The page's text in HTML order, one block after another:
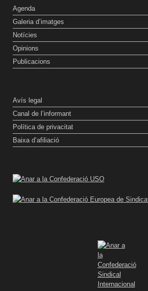
Agenda
Galeria d’imatges
Notícies
Opinions
Publicacions
Avís legal
Canal de l’informant
Política de privacitat
Baixa d’afiliació